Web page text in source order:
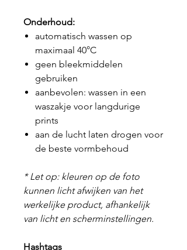
Onderhoud:
automatisch wassen op
maximaal 40°C
geen bleekmiddelen
gebruiken
aanbevolen: wassen in een
waszakje voor langdurige
prints
aan de lucht laten drogen voor
de beste vormbehoud
* Let op: kleuren op de foto
kunnen licht afwijken van het
werkelijke product, afhankelijk
van licht en scherminstellingen.
Hashtags